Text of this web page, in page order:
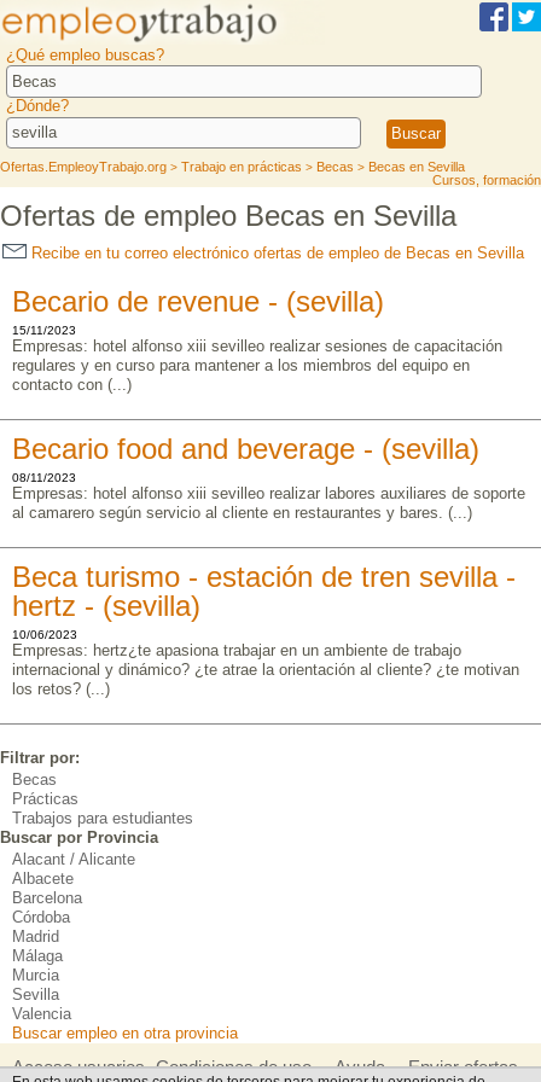
¿Qué empleo buscas?
¿Dónde?
Ofertas.EmpleoyTrabajo.org > Trabajo en prácticas > Becas > Becas en Sevilla
Cursos, formación
Ofertas de empleo Becas en Sevilla
Recibe en tu correo electrónico ofertas de empleo de Becas en Sevilla
Becario de revenue - (sevilla)
15/11/2023
Empresas: hotel alfonso xiii sevilleo realizar sesiones de capacitación
regulares y en curso para mantener a los miembros del equipo en
contacto con (...)
Becario food and beverage - (sevilla)
08/11/2023
Empresas: hotel alfonso xiii sevilleo realizar labores auxiliares de soporte
al camarero según servicio al cliente en restaurantes y bares. (...)
Beca turismo - estación de tren sevilla -
hertz - (sevilla)
10/06/2023
Empresas: hertz¿te apasiona trabajar en un ambiente de trabajo
internacional y dinámico? ¿te atrae la orientación al cliente? ¿te motivan
los retos? (...)
Filtrar por:
Becas
Prácticas
Trabajos para estudiantes
Buscar por Provincia
Alacant / Alicante
Albacete
Barcelona
Córdoba
Madrid
Málaga
Murcia
Sevilla
Valencia
Buscar empleo en otra provincia
Acceso usuarios-Condiciones de uso - Ayuda - Enviar ofertas